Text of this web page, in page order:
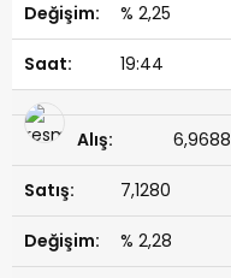
% 2,25
19:44
6,9688
7,1280
% 2,28